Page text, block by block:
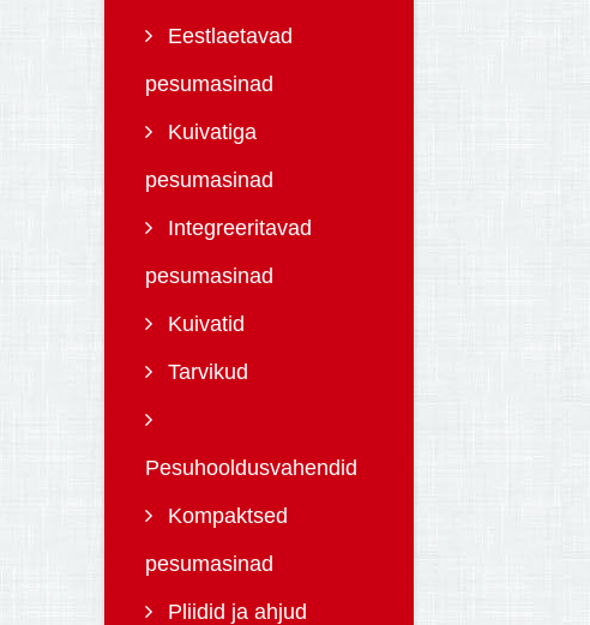
Eestlaetavad
pesumasinad
Kuivatiga
pesumasinad
Integreeritavad
pesumasinad
Kuivatid
Tarvikud
Pesuhooldusvahendid
Kompaktsed
pesumasinad
Pliidid ja ahjud